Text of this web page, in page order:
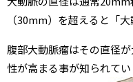
（30mm）を超えると「
腹部大動脈瘤はその直径
性が高まる事が知られてい